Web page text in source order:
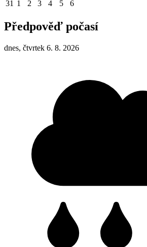
31 1 2 3 4 5 6
Předpověď počasí
dnes, čtvrtek 6. 8. 2026